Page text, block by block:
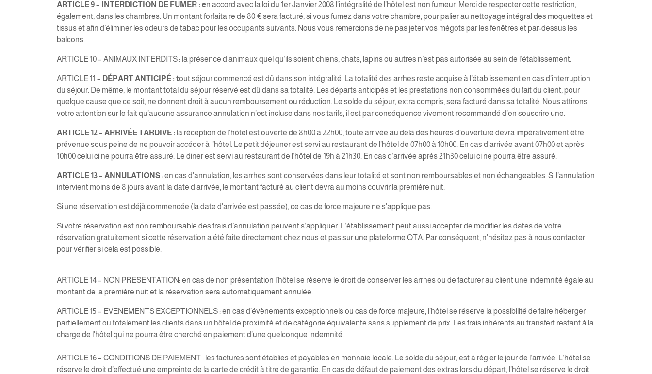
ARTICLE 9 – INTERDICTION DE FUMER : en accord avec la loi du 1er Janvier 2008 l’intégralité de l’hôtel est non fumeur. Merci de respecter cette restriction,
également, dans les chambres. Un montant forfaitaire de 80 € sera facturé, si vous fumez dans votre chambre, pour palier au nettoyage intégral des moquettes et
tissus et afin d’éliminer les odeurs de tabac pour les occupants suivants. Nous vous remercions de ne pas jeter vos mégots par les fenêtres et par-dessus les
balcons.
ARTICLE 10 – ANIMAUX INTERDITS : la présence d’animaux quel qu’ils soient chiens, chats, lapins ou autres n’est pas autorisée au sein de l’établissement.
ARTICLE 11 – DÉPART ANTICIPÉ : tout séjour commencé est dû dans son intégralité. La totalité des arrhes reste acquise à l’établissement en cas d’interruption
du séjour. De même, le montant total du séjour réservé est dû dans sa totalité. Les départs anticipés et les prestations non consommées du fait du client, pour
quelque cause que ce soit, ne donnent droit à aucun remboursement ou réduction. Le solde du séjour, extra compris, sera facturé dans sa totalité. Nous attirons
votre attention sur le fait qu’aucune assurance annulation n’est incluse dans nos tarifs, il est par conséquence vivement recommandé d’en souscrire une.
ARTICLE 12 – ARRIVÉE TARDIVE : la réception de l’hôtel est ouverte de 8h00 à 22h00, toute arrivée au delà des heures d’ouverture devra impérativement être
prévenue sous peine de ne pouvoir accéder à l’hôtel. Le petit déjeuner est servi au restaurant de l’hôtel de 07h00 à 10h00. En cas d’arrivée avant 07h00 et après
10h00 celui ci ne pourra être assuré. Le diner est servi au restaurant de l’hôtel de 19h à 21h30. En cas d’arrivée après 21h30 celui ci ne pourra être assuré.
ARTICLE 13 – ANNULATIONS : en cas d’annulation, les arrhes sont conservées dans leur totalité et sont non remboursables et non échangeables. Si l’annulation
intervient moins de 8 jours avant la date d’arrivée, le montant facturé au client devra au moins couvrir la première nuit.
Si une réservation est déjà commencée (la date d’arrivée est passée), ce cas de force majeure ne s’applique pas.
Si votre réservation est non remboursable des frais d’annulation peuvent s’appliquer. L’établissement peut aussi accepter de modifier les dates de votre
réservation gratuitement si cette réservation a été faite directement chez nous et pas sur une plateforme OTA. Par conséquent, n’hésitez pas à nous contacter
pour vérifier si cela est possible.
ARTICLE 14 – NON PRESENTATION: en cas de non présentation l’hôtel se réserve le droit de conserver les arrhes ou de facturer au client une indemnité égale au
montant de la première nuit et la réservation sera automatiquement annulée.
ARTICLE 15 – EVENEMENTS EXCEPTIONNELS : en cas d’évènements exceptionnels ou cas de force majeure, l’hôtel se réserve la possibilité de faire héberger
partiellement ou totalement les clients dans un hôtel de proximité et de catégorie équivalente sans supplément de prix. Les frais inhérents au transfert restant à la
charge de l’hôtel qui ne pourra être cherché en paiement d’une quelconque indemnité.
ARTICLE 16 – CONDITIONS DE PAIEMENT : les factures sont établies et payables en monnaie locale. Le solde du séjour, est à régler le jour de l’arrivée. L’hôtel se
réserve le droit d’effectué une empreinte de la carte de crédit à titre de garantie. En cas de défaut de paiement des extras lors du départ, l’hôtel se réserve le droit